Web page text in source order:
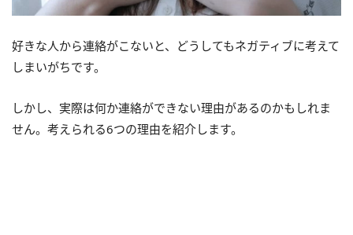
好きな人から連絡がこないと、どうしてもネガティブに考えて
しまいがちです。
しかし、実際は何か連絡ができない理由があるのかもしれま
せん。考えられる6つの理由を紹介します。